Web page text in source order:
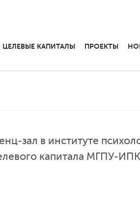
ЦЕЛЕВЫЕ КАПИТАЛЫ ПРОЕКТЫ
в институте
капитала МГПУ-